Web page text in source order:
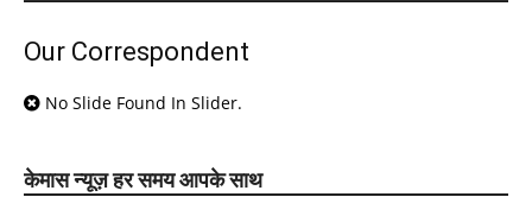
Our Correspondent
No Slide Found In Slider.
केमास न्यूज़ हर समय आपके साथ